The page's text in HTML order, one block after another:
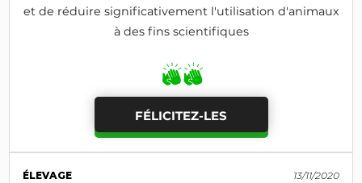
et de réduire significativement l'utilisation d'animaux
à des fins scientifiques
FÉLICITEZ-LES
ÉLEVAGE 13/11/2020